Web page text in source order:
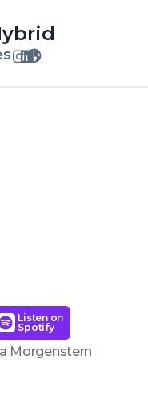
Listen on
Spotify
Morgenstern